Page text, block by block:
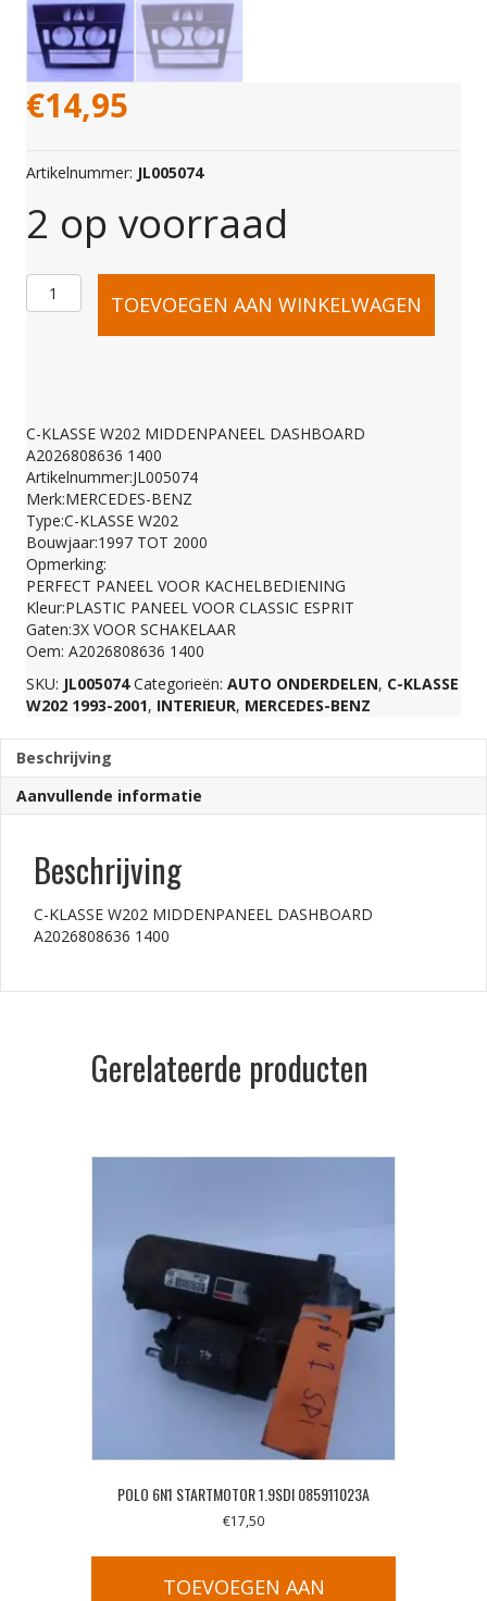
€14,95
Artikelnummer: JL005074
2 op voorraad
C-
W202
MIDDENPANEEL
DASHBOARD
A2026808636
1400
aantal
TOEVOEGEN AAN WINKELWAGEN
C-KLASSE W202 MIDDENPANEEL DASHBOARD
A2026808636 1400
Artikelnummer:JL005074
Merk:MERCEDES-BENZ
Type:C-KLASSE W202
Bouwjaar:1997 TOT 2000
Opmerking:
PERFECT PANEEL VOOR KACHELBEDIENING
Kleur:PLASTIC PANEEL VOOR CLASSIC ESPRIT
Gaten:3X VOOR SCHAKELAAR
Oem: A2026808636 1400
SKU: JL005074 Categorieën: AUTO ONDERDELEN, C-KLASSE
W202 1993-2001, INTERIEUR, MERCEDES-BENZ
Beschrijving
Aanvullende informatie
Beschrijving
C-KLASSE W202 MIDDENPANEEL DASHBOARD
A2026808636 1400
Gerelateerde producten
POLO 6N1 STARTMOTOR 1.9SDI 085911023A
€17,50
TOEVOEGEN AAN